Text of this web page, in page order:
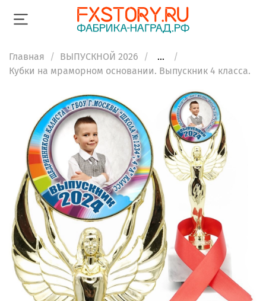
Главная ВЫПУСКНОЙ 2026
...
Кубки на мраморном основании. Выпускник 4 класса.